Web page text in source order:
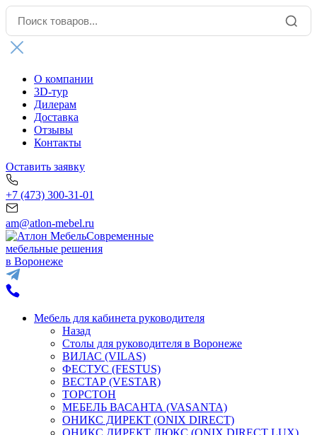
О компании
3D-тур
Дилерам
Доставка
Отзывы
Контакты
Оставить заявку
+7 (473) 300-31-01
am@atlon-mebel.ru
Современные
мебельные решения
в Воронеже
Мебель для кабинета руководителя
Назад
Столы для руководителя в Воронеже
ВИЛАС (VILAS)
ФЕСТУС (FESTUS)
ВЕСТАР (VESTAR)
ТОРСТОН
МЕБЕЛЬ ВАСАНТА (VASANTA)
ОНИКС ДИРЕКТ (ONIX DIRECT)
ОНИКС ДИРЕКТ ЛЮКС (ONIX DIRECT LUX)